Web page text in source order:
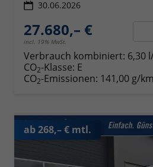
30.06.2026
27.680,– €
incl. 19% MwSt.
Verbrauch kombiniert: 6,30
CO2-Klasse: E
CO2-Emissionen: 141,00 g/km
ab 268,– € mtl.